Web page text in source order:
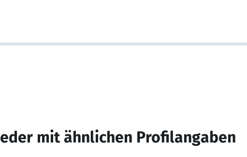
mit ähnlichen Profilangaben